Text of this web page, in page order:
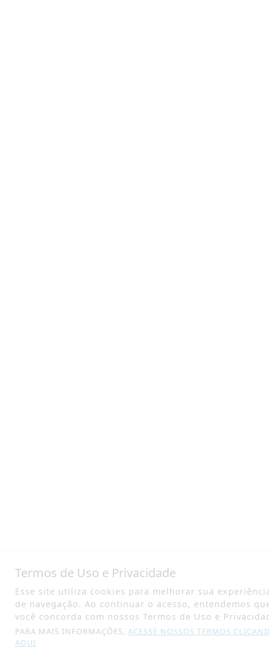
Termos de Uso e Privacidade
Esse site utiliza cookies para melhorar sua
de navegação. Ao continuar o acesso, entendemos
você concorda com nossos Termos de Uso e
PARA MAIS INFORMAÇÕES, ACESSE NOSSOS TERMOS
AQUI